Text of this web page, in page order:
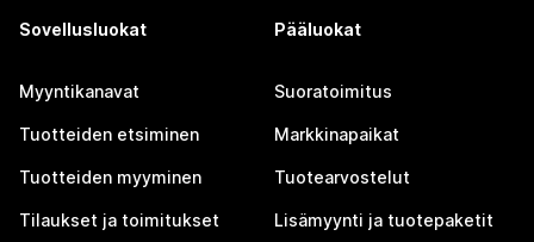
Sovellusluokat
Myyntikanavat
Tuotteiden etsiminen
Tuotteiden myyminen
Tilaukset ja toimitukset
Pääluokat
Suoratoimitus
Markkinapaikat
Tuotearvostelut
Lisämyynti ja tuotepaketit